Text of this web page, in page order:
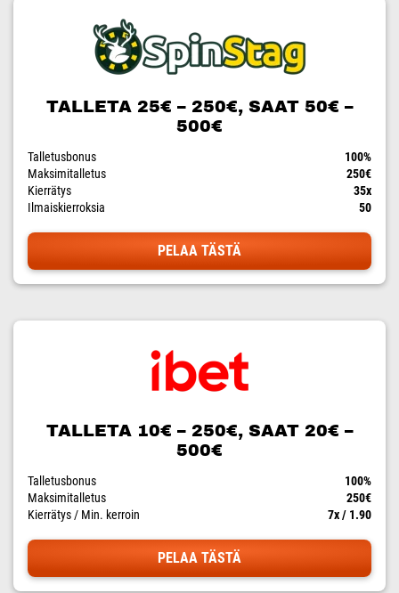
TALLETA 25€ – 250€, SAAT 50€ –
500€
Talletusbonus
100%
Maksimitalletus
250€
Kierrätys
35x
Ilmaiskierroksia
50
PELAA TÄSTÄ
TALLETA 10€ – 250€, SAAT 20€ –
500€
Talletusbonus
100%
Maksimitalletus
250€
Kierrätys / Min. kerroin
7x / 1.90
PELAA TÄSTÄ